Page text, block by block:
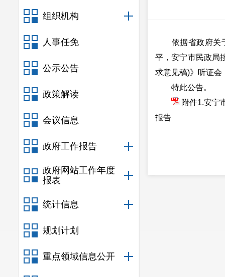
组织机构
人事任免
公示公告
政策解读
会议信息
政府工作报告
政府网站工作年度
报表
统计信息
规划计划
重点领域信息公开
依据省政府关
平，安宁市民政局
求意见稿)》听证会
特此公告。
附件1.安宁
报告